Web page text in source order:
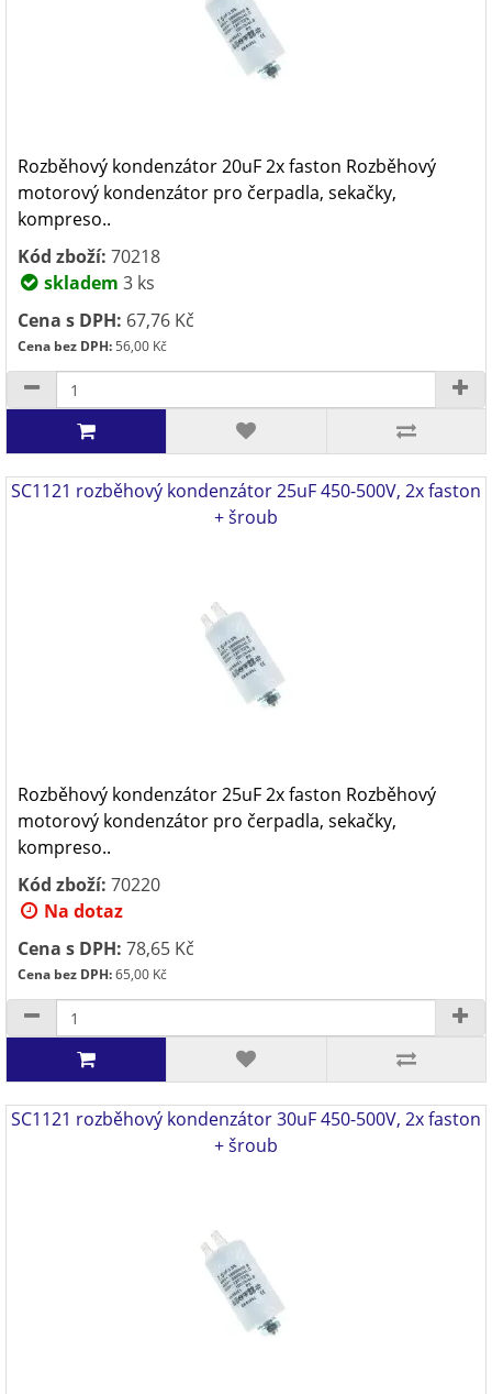
Rozběhový kondenzátor 20uF 2x faston Rozběhový
motorový kondenzátor pro čerpadla, sekačky,
kompreso..
Kód zboží: 70218
skladem 3 ks
Cena s DPH: 67,76 Kč
Cena bez DPH:56,00 Kč
SC1121 rozběhový kondenzátor 25uF 450-500V, 2x faston
+ šroub
Rozběhový kondenzátor 25uF 2x faston Rozběhový
motorový kondenzátor pro čerpadla, sekačky,
kompreso..
Kód zboží: 70220
Na dotaz
Cena s DPH: 78,65 Kč
Cena bez DPH:65,00 Kč
SC1121 rozběhový kondenzátor 30uF 450-500V, 2x faston
+ šroub